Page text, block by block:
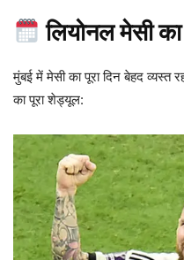
लियोनल मेसी
मुंबई में मेसी का पूरा दिन बेहद
का पूरा शेड्यूल: